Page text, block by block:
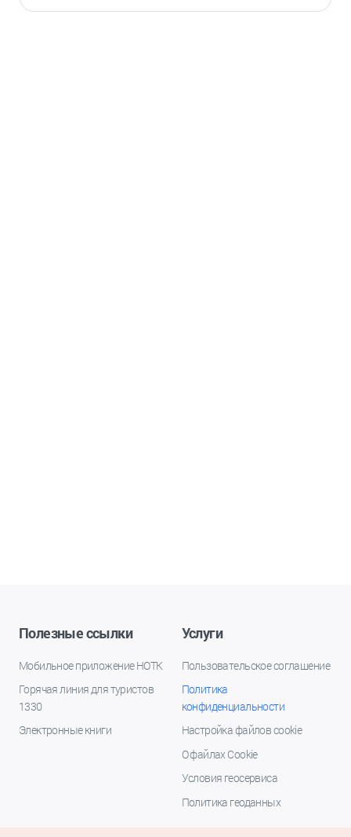
Полезные ссылки
Мобильное приложение НОТК
Горячая линия для туристов
1330
Электронные книги
Услуги
Пользовательское соглашение
Политика
конфиденциальности
Настройка файлов cookie
О файлах Cookie
Условия геосервиса
Политика геоданных